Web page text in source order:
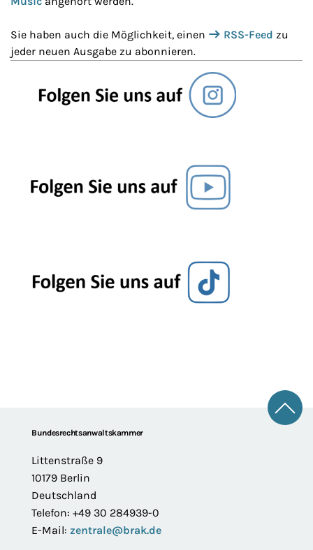
Sie haben auch die Möglichkeit, einen RSS-Feed zu
jeder neuen Ausgabe zu abonnieren.
FooterBundesrechtsanwaltskammer
Littenstraße 9
10179 Berlin
Deutschland
Telefon: +49 30 284939-0
E-Mail: zentrale@brak.de